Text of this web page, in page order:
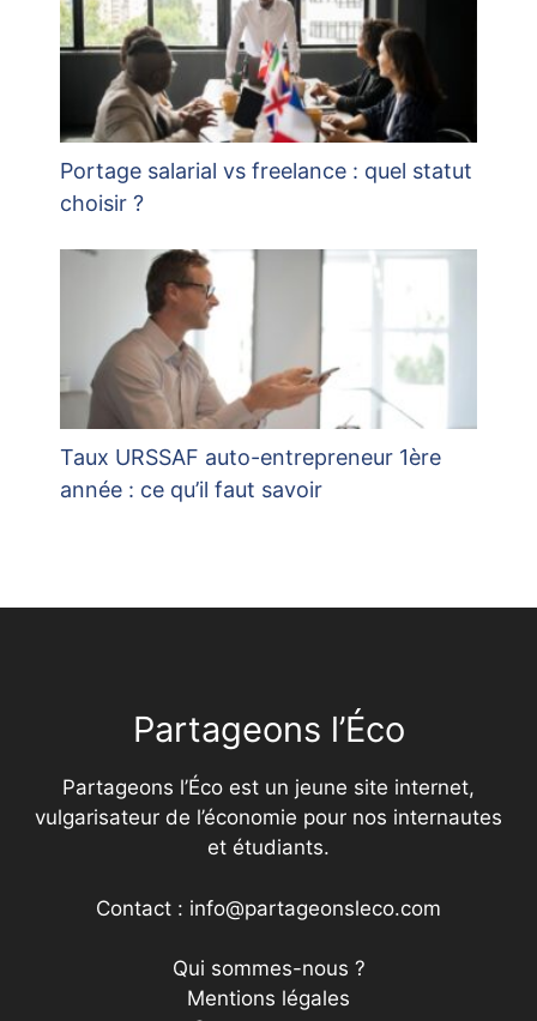
Portage salarial vs freelance : quel statut
choisir ?
Taux URSSAF auto-entrepreneur 1ère
année : ce qu’il faut savoir
Partageons l’Éco
Partageons l’Éco est un jeune site internet,
vulgarisateur de l’économie pour nos internautes
et étudiants.
Contact : info@partageonsleco.com
Qui sommes-nous ?
Mentions légales